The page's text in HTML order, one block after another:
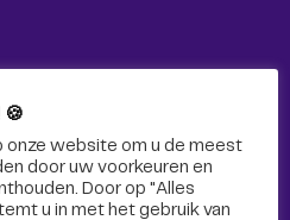
hier, maar ook via social
onze website om u de meest
door uw voorkeuren en
Door op "Alles
u in met het gebruik van